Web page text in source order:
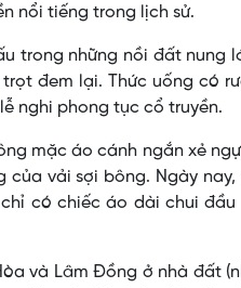
nổi tiếng trong lịch sử.
trong những nồi đất nung
đem lại. Thức uống có
nghi phong tục cổ truyền.
mặc áo cánh ngắn xẻ
vải sợi bông. Ngày
có chiếc áo dài chui
và Lâm Đồng ở nhà đất